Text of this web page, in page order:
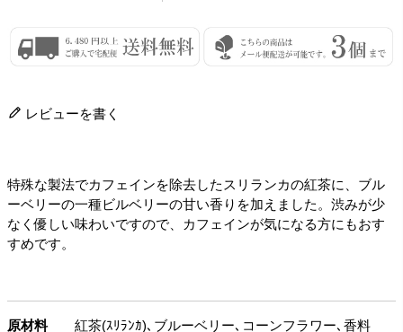
レビューを書く
特殊な製法でカフェインを除去したスリランカの紅茶に、ブル
ーベリーの一種ビルベリーの甘い香りを加えました。渋みが少
なく優しい味わいですので、カフェインが気になる方にもおす
すめです。
原材料 紅茶(ｽﾘﾗﾝｶ)､ブルーベリー､コーンフラワー､香料